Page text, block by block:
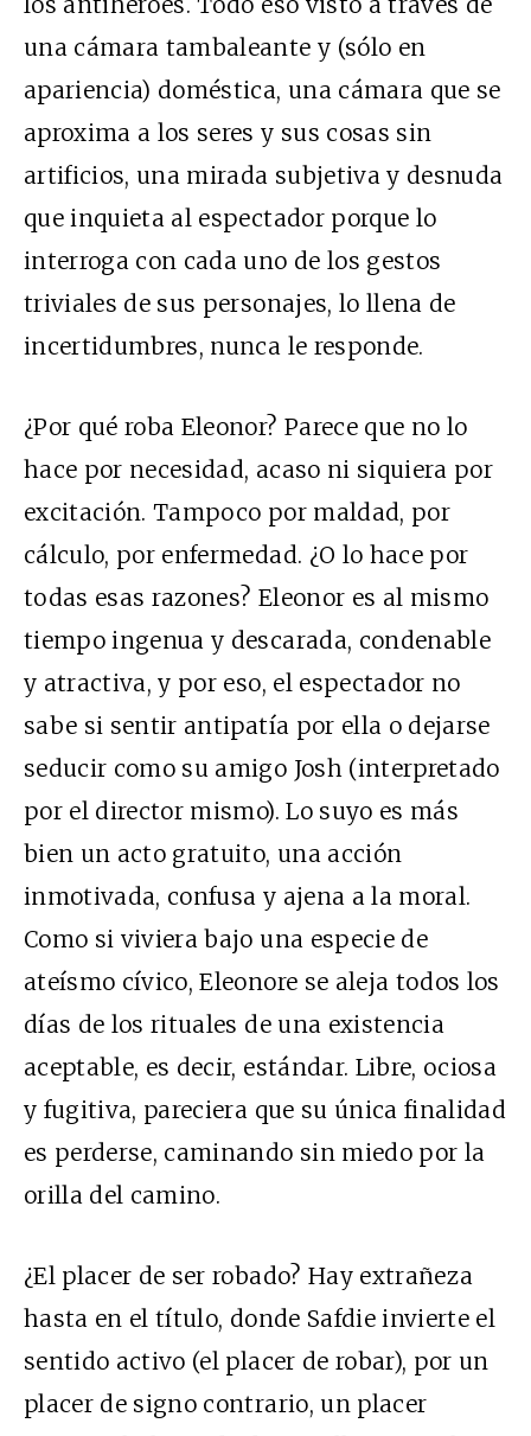
una cámara tambaleante y (sólo en
apariencia) doméstica, una cámara que se
aproxima a los seres y sus cosas sin
artificios, una mirada subjetiva y desnuda
que inquieta al espectador porque lo
interroga con cada uno de los gestos
triviales de sus personajes, lo llena de
incertidumbres, nunca le responde.
¿Por qué roba Eleonor? Parece que no lo
hace por necesidad, acaso ni siquiera por
excitación. Tampoco por maldad, por
cálculo, por enfermedad. ¿O lo hace por
todas esas razones? Eleonor es al mismo
tiempo ingenua y descarada, condenable
y atractiva, y por eso, el espectador no
sabe si sentir antipatía por ella o dejarse
seducir como su amigo Josh (interpretado
por el director mismo). Lo suyo es más
bien un acto gratuito, una acción
inmotivada, confusa y ajena a la moral.
Como si viviera bajo una especie de
ateísmo cívico, Eleonore se aleja todos los
días de los rituales de una existencia
aceptable, es decir, estándar. Libre, ociosa
y fugitiva, pareciera que su única finalidad
es perderse, caminando sin miedo por la
orilla del camino.
¿El placer de ser robado? Hay extrañeza
hasta en el título, donde Safdie invierte el
sentido activo (el placer de robar), por un
placer de signo contrario, un placer